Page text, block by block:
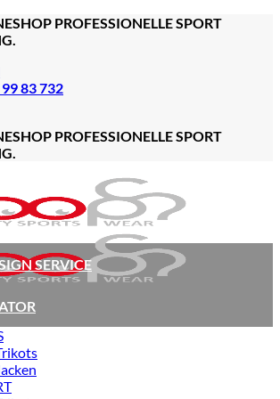
PROFESSIONELLE SPORT
83 732
PROFESSIONELLE SPORT
SERVICE